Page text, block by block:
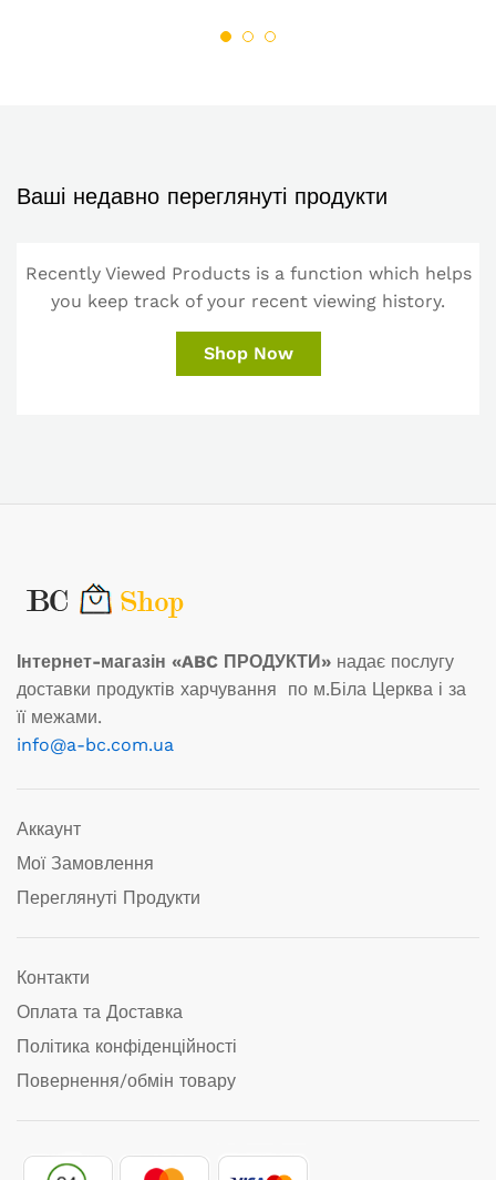
Ваші недавно переглянуті продукти
Recently Viewed Products is a function which helps
you keep track of your recent viewing history.
Shop Now
Інтернет-магазін «ABC ПРОДУКТИ» надає послугу
доставки продуктів харчування по м.Біла Церква і за
її межами.
info@a-bc.com.ua
Аккаунт
Мої Замовлення
Переглянуті Продукти
Контакти
Оплата та Доставка
Політика конфіденційності
Повернення/обмін товару